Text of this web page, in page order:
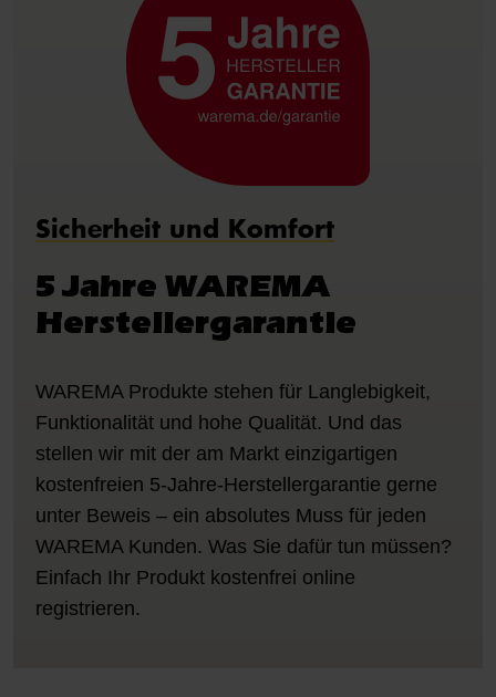
Sicherheit und Komfort
5 Jahre WAREMA
Herstellergarantie
WAREMA Produkte stehen für Langlebigkeit,
Funktionalität und hohe Qualität. Und das
stellen wir mit der am Markt einzigartigen
kostenfreien 5-Jahre-Herstellergarantie gerne
unter Beweis – ein absolutes Muss für jeden
WAREMA Kunden. Was Sie dafür tun müssen?
Einfach Ihr Produkt kostenfrei online
registrieren.